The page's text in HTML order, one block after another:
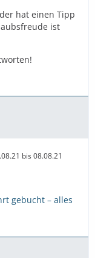
hat einen Tipp
ist
bis 08.08.21
gebucht – alles